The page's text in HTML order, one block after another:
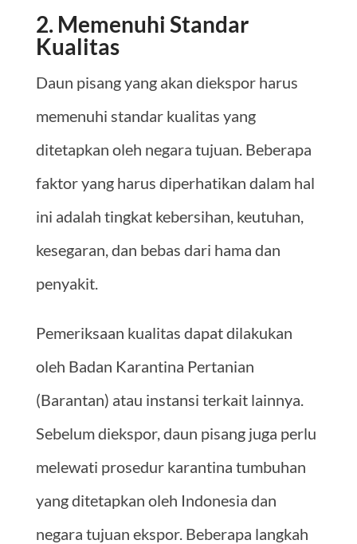
2. Memenuhi Standar
Kualitas
Daun pisang yang akan diekspor harus
memenuhi standar kualitas yang
ditetapkan oleh negara tujuan. Beberapa
faktor yang harus diperhatikan dalam hal
ini adalah tingkat kebersihan, keutuhan,
kesegaran, dan bebas dari hama dan
penyakit.
Pemeriksaan kualitas dapat dilakukan
oleh Badan Karantina Pertanian
(Barantan) atau instansi terkait lainnya.
Sebelum diekspor, daun pisang juga perlu
melewati prosedur karantina tumbuhan
yang ditetapkan oleh Indonesia dan
negara tujuan ekspor. Beberapa langkah